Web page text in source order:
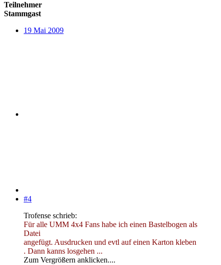
Teilnehmer
Stammgast
19 Mai 2009
#4
Trofense schrieb:
Für alle UMM 4x4 Fans habe ich einen Bastelbogen als
Datei
angefügt. Ausdrucken und evtl auf einen Karton kleben
. Dann kanns losgehen ...
Zum Vergrößern anklicken....